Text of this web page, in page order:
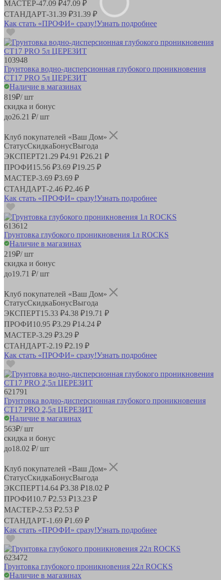
МАСТЕР-47.09 ₽47.09 ₽
СТАНДАРТ-31.39 ₽31.39 ₽
Как стать «ПРОФИ» сразу!Узнать подробнее
103948
Грунтовка водно-дисперсионная глубокого проникновения
СТ17 PRO 5л ЦЕРЕЗИТ
Наличие в магазинах
819₽/ шт
скидка и бонус
до26.21 ₽/ шт
Клуб покупателей «Ваш Дом»
СтатусСкидкаБонусВыгода
ЭКСПЕРТ21.29 ₽4.91 ₽26.21 ₽
ПРОФИ15.56 ₽3.69 ₽19.25 ₽
МАСТЕР-3.69 ₽3.69 ₽
СТАНДАРТ-2.46 ₽2.46 ₽
Как стать «ПРОФИ» сразу!Узнать подробнее
613612
Грунтовка глубокого проникновения 1л ROCKS
Наличие в магазинах
219₽/ шт
скидка и бонус
до19.71 ₽/ шт
Клуб покупателей «Ваш Дом»
СтатусСкидкаБонусВыгода
ЭКСПЕРТ15.33 ₽4.38 ₽19.71 ₽
ПРОФИ10.95 ₽3.29 ₽14.24 ₽
МАСТЕР-3.29 ₽3.29 ₽
СТАНДАРТ-2.19 ₽2.19 ₽
Как стать «ПРОФИ» сразу!Узнать подробнее
621791
Грунтовка водно-дисперсионная глубокого проникновения
СТ17 PRO 2,5л ЦЕРЕЗИТ
Наличие в магазинах
563₽/ шт
скидка и бонус
до18.02 ₽/ шт
Клуб покупателей «Ваш Дом»
СтатусСкидкаБонусВыгода
ЭКСПЕРТ14.64 ₽3.38 ₽18.02 ₽
ПРОФИ10.7 ₽2.53 ₽13.23 ₽
МАСТЕР-2.53 ₽2.53 ₽
СТАНДАРТ-1.69 ₽1.69 ₽
Как стать «ПРОФИ» сразу!Узнать подробнее
623472
Грунтовка глубокого проникновения 22л ROCKS
Наличие в магазинах